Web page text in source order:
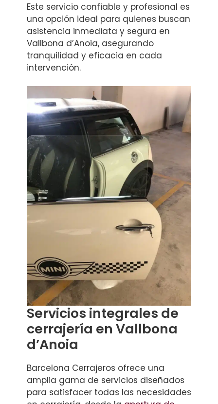
Este servicio confiable y profesional es
una opción ideal para quienes buscan
asistencia inmediata y segura en
Vallbona d’Anoia, asegurando
tranquilidad y eficacia en cada
intervención.
Servicios integrales de
cerrajería en Vallbona
d’Anoia
Barcelona Cerrajeros ofrece una
amplia gama de servicios diseñados
para satisfacer todas las necesidades